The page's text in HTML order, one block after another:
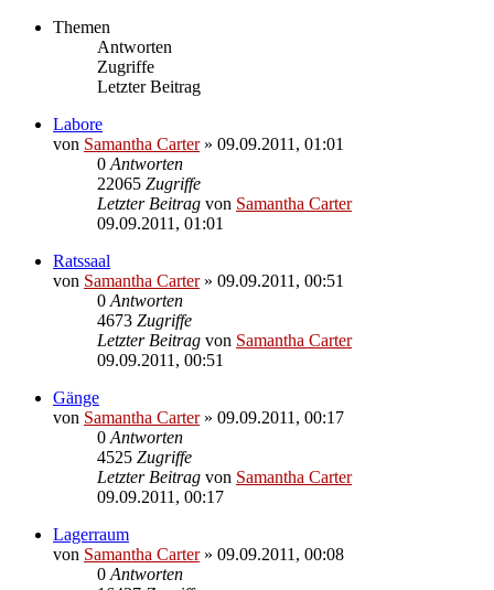
Themen
Antworten
Zugriffe
Letzter Beitrag
Labore
von Samantha Carter» 09.09.2011, 01:01
0 Antworten
22065 Zugriffe
Letzter Beitrag von Samantha Carter
09.09.2011, 01:01
Ratssaal
von Samantha Carter» 09.09.2011, 00:51
0 Antworten
4673 Zugriffe
Letzter Beitrag von Samantha Carter
09.09.2011, 00:51
Gänge
von Samantha Carter» 09.09.2011, 00:17
0 Antworten
4525 Zugriffe
Letzter Beitrag von Samantha Carter
09.09.2011, 00:17
Lagerraum
von Samantha Carter» 09.09.2011, 00:08
0 Antworten